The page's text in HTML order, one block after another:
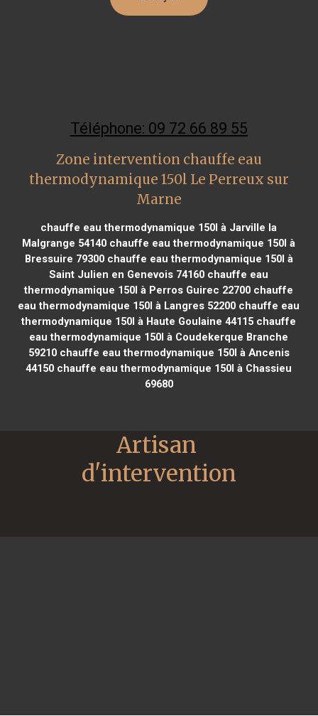
Téléphone: 09 72 66 89 55
Zone intervention chauffe eau
thermodynamique 150l Le Perreux sur
Marne
chauffe eau thermodynamique 150l à Jarville la
Malgrange 54140 chauffe eau thermodynamique 150l à
Bressuire 79300chauffe eau thermodynamique 150l à
Saint Julien en Genevois 74160 chauffe eau
thermodynamique 150l à Perros Guirec 22700 chauffe
eau thermodynamique 150l à Langres 52200 chauffe eau
thermodynamique 150l à Haute Goulaine 44115 chauffe
eau thermodynamique 150l à Coudekerque Branche
59210chauffe eau thermodynamique 150l à Ancenis
44150 chauffe eau thermodynamique 150l à Chassieu
69680
Artisan
d'intervention